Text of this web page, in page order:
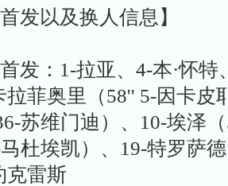
以及换人信息】
：1-拉亚、4-本·怀特
拉菲奥里（58'' 5-因卡皮
苏维门迪）、10-埃泽
杜埃凯）、19-特罗萨
克雷斯